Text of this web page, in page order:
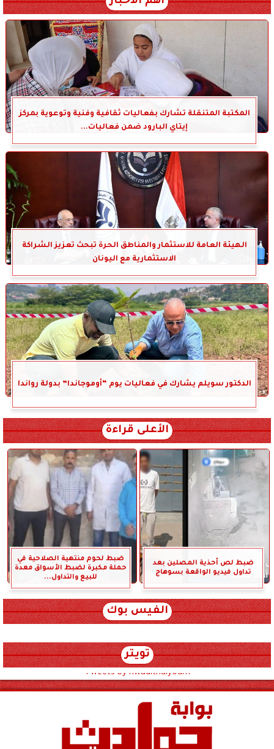
المكتبة المتنقلة تشارك بفعاليات ثقافية وفنية وتوعوية بمركز
إيتاي البارود ضمن فعاليات...
الهيئة العامة للاستثمار والمناطق الحرة تبحث تعزيز الشراكة
الاستثمارية مع اليونان
الدكتور سويلم يشارك في فعاليات يوم “أوموجاندا” بدولة رواندا
الأعلى قراءة
ضبط لص أحذية المصلين بعد
تداول فيديو الواقعة بسوهاج
ضبط لحوم منتهية الصلاحية في
حملة مكبرة لضبط الأسواق معدة
للبيع والتداول...
الفيس بوك
تويتر
Tweets by hwadithalyoum